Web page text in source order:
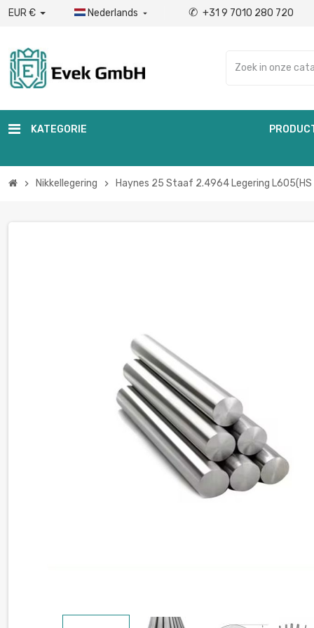
EUR € Nederlands  ✆ +31 9 7010 280 720
KATEGORIE
chevron_right Nikkellegering chevron_right Haynes 25 Staaf 2.4964 Legering